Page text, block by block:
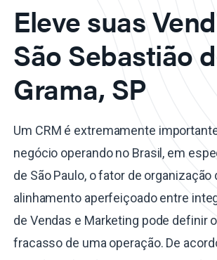
Eleve suas
São Sebastião
Grama, SP
Um CRM é extremamente
negócio operando no Brasil, em
de São Paulo, o fator de organização
alinhamento aperfeiçoado entre
de Vendas e Marketing pode definir
fracasso de uma operação. De